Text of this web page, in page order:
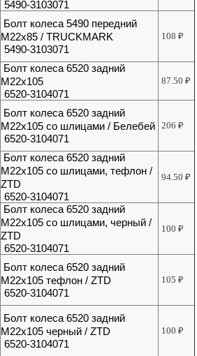
5490-3103071
Болт колеса 5490 передний
М22х85 / TRUCKMARK
5490-3103071
108₽
Болт колеса 6520 задний
М22х105
6520-3104071
87.50₽
Болт колеса 6520 задний
М22х105 со шлицами / Белебей
6520-3104071
206₽
Болт колеса 6520 задний
М22х105 со шлицами, тефлон /
ZTD
6520-3104071
94.50₽
Болт колеса 6520 задний
М22х105 со шлицами, черный /
ZTD
6520-3104071
100₽
Болт колеса 6520 задний
М22х105 тефлон / ZTD
6520-3104071
105₽
Болт колеса 6520 задний
М22х105 черный / ZTD
6520-3104071
100₽